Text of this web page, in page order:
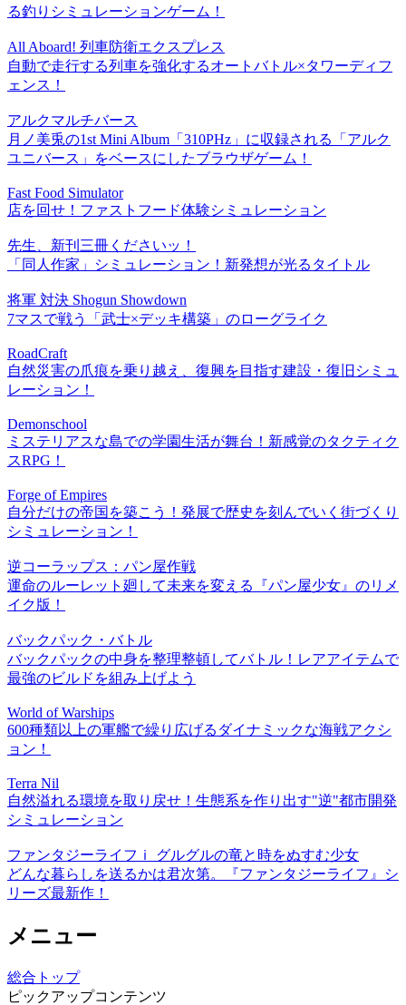
る釣りシミュレーションゲーム！
All Aboard! 列車防衛エクスプレス
自動で走行する列車を強化するオートバトル×タワーディフ
ェンス！
アルクマルチバース
月ノ美兎の1st Mini Album「310PHz」に収録される「アルク
ユニバース」をベースにしたブラウザゲーム！
Fast Food Simulator
店を回せ！ファストフード体験シミュレーション
先生、新刊三冊くださいッ！
「同人作家」シミュレーション！新発想が光るタイトル
将軍 対決 Shogun Showdown
7マスで戦う「武士×デッキ構築」のローグライク
RoadCraft
自然災害の爪痕を乗り越え、復興を目指す建設・復旧シミュ
レーション！
Demonschool
ミステリアスな島での学園生活が舞台！新感覚のタクティク
スRPG！
Forge of Empires
自分だけの帝国を築こう！発展で歴史を刻んでいく街づくり
シミュレーション！
逆コーラップス：パン屋作戦
運命のルーレット廻して未来を変える『パン屋少女』のリメ
イク版！
バックパック・バトル
バックパックの中身を整理整頓してバトル！レアアイテムで
最強のビルドを組み上げよう
World of Warships
600種類以上の軍艦で繰り広げるダイナミックな海戦アクシ
ョン！
Terra Nil
自然溢れる環境を取り戻せ！生態系を作り出す"逆"都市開発
シミュレーション
ファンタジーライフｉ グルグルの竜と時をぬすむ少女
どんな暮らしを送るかは君次第。『ファンタジーライフ』シ
リーズ最新作！
メニュー
総合トップ
ピックアップコンテンツ